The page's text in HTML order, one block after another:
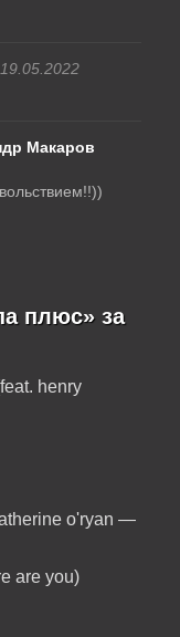
19.05.2022
Макаров
плюс» за
henry
o'ryan —
are you)